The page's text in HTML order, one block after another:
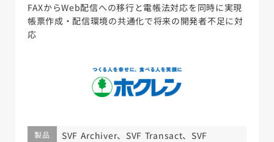
FAXからWeb配信への移行と電帳法対応を同時に実現
帳票作成・配信環境の共通化で将来の開発者不足に対
応
製品 SVF Archiver、SVF Transact、SVF